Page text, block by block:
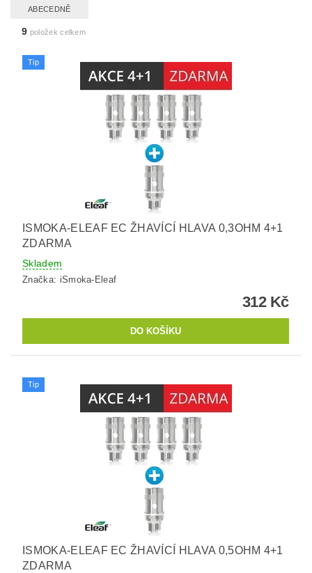
ABECEDNĚ
9 položek celkem
Tip
ISMOKA-ELEAF EC ŽHAVÍCÍ HLAVA 0,3OHM 4+1
ZDARMA
Skladem
Značka: iSmoka-Eleaf
312 Kč
Tip
ISMOKA-ELEAF EC ŽHAVÍCÍ HLAVA 0,5OHM 4+1
ZDARMA